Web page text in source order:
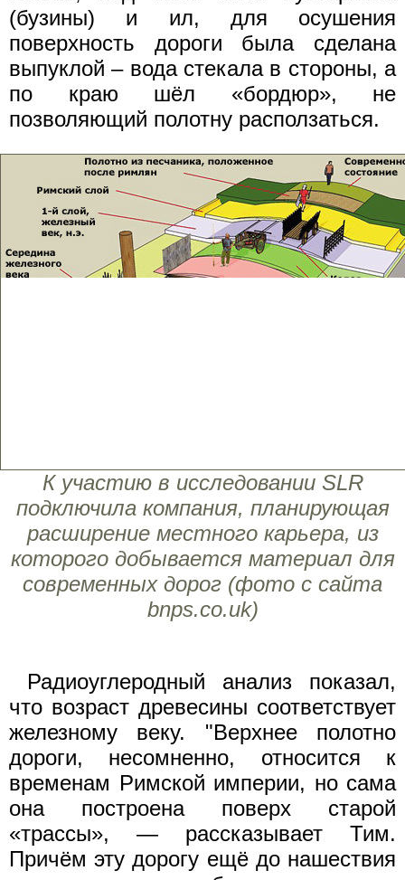
(бузины) и ил, для осушения
поверхность дороги была сделана
выпуклой – вода стекала в стороны, а
по краю шёл «бордюр», не
позволяющий полотну расползаться.
К участию в исследовании SLR
подключила компания, планирующая
расширение местного карьера, из
которого добывается материал для
современных дорог (фото с сайта
bnps.co.uk)
Радиоуглеродный анализ показал,
что возраст древесины соответствует
железному веку. "Верхнее полотно
дороги, несомненно, относится к
временам Римской империи, но сама
она построена поверх старой
«трассы», — рассказывает Тим.
Причём эту дорогу ещё до нашествия